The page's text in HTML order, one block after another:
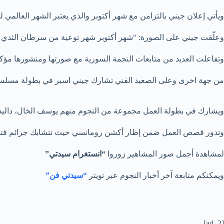
ويأتي إعلان جيني بالتزامن مع شهر أكتوبر والذي يعتبر الشهر
وعلّقت جيني على الصورة: “شهر أكتوبر شهر توعية من سرطان
وتفاعلت العديد من متابعات النجمة السورية مع صورتها ومنشورها
من جهة اخرى وعلى الصعيد الفني تشارك جيني اسبر في بطولة مسلسل
ويشارك في بطولة العمل مجموعة من النجوم منهم يوسف الخال،
وتدور قصص العمل ضمن إطار أكشن رومانسي حيث تتشابك جرائم
لمشاهدة أجمل صور المشاهير زوروا “انستغرام سيدتي”
ويمكنكم متابعة آخر أخبار النجوم عبر تويتر “سيدتي فن”